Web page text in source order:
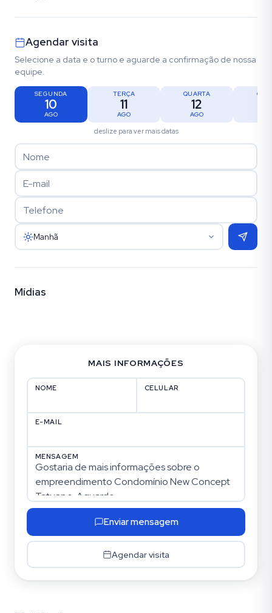
Agendar visita
Selecione a data e o turno e aguarde a confirmação de nossa
equipe.
SEGUNDA
10
AGO
TERÇA
11
AGO
QUARTA
12
AGO
deslize para ver mais datas
Manhã
Mídias
MAIS INFORMAÇÕES
NOME CELULAR
E-MAIL
MENSAGEM
Enviar mensagem
Agendar visita